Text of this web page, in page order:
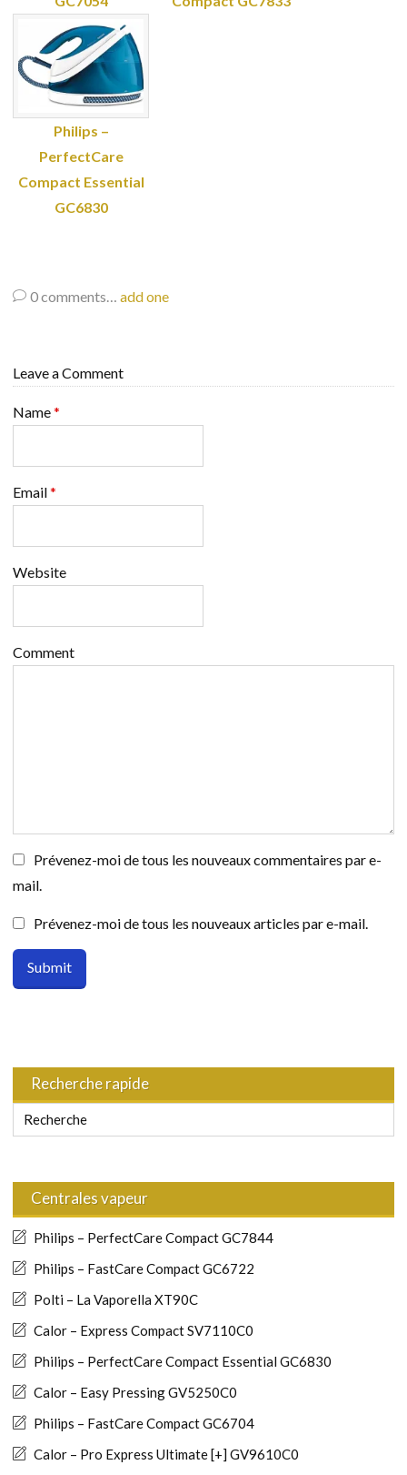
Philips –
PerfectCare
Compact Essential
GC6830
0comments… add one
Leave a Comment
Name*
Email*
Website
Comment
Prévenez-moi de tous les nouveaux commentaires par e-
mail.
Prévenez-moi de tous les nouveaux articles par e-mail.
Recherche rapide
Centrales vapeur
Philips – PerfectCare Compact GC7844
Philips – FastCare Compact GC6722
Polti – La Vaporella XT90C
Calor – Express Compact SV7110C0
Philips – PerfectCare Compact Essential GC6830
Calor – Easy Pressing GV5250C0
Philips – FastCare Compact GC6704
Calor – Pro Express Ultimate [+] GV9610C0